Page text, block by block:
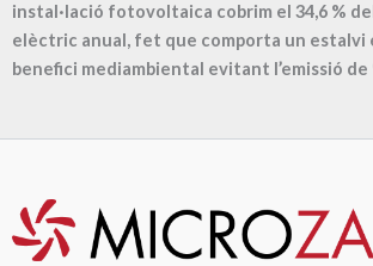
instal·lació fotovoltaica cobrim el 34,6 %
elèctric anual, fet que comporta un estalvi
benefici mediambiental evitant l’emissió de